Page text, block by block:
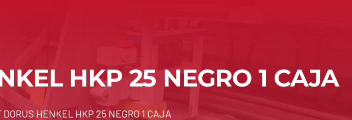
HKP 25 NEGRO 1 CAJA
DORUS HENKEL HKP 25 NEGRO 1 CAJA